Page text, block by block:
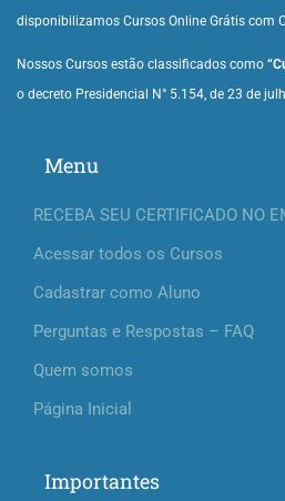
disponibilizamos Cursos Online Grátis com
Nossos Cursos estão classificados como
o decreto Presidencial N° 5.154, de 23 de
Menu
RECEBA SEU CERTIFICADO NO
Acessar todos os Cursos
Cadastrar como Aluno
Perguntas e Respostas – FAQ
Quem somos
Página Inicial
Importantes